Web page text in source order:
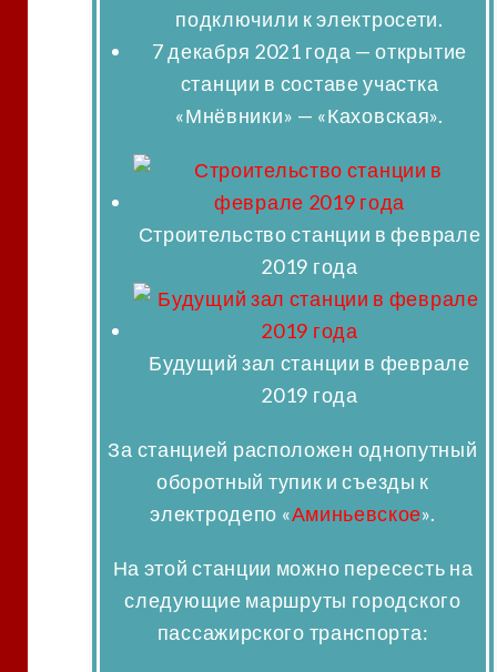
подключили к электросети.
7 декабря 2021 года — открытие
станции в составе участка
«Мнёвники» — «Каховская».
Строительство станции в феврале
2019 года
Будущий зал станции в феврале
2019 года
За станцией расположен однопутный
оборотный тупик и съезды к
электродепо «Аминьевское».
На этой станции можно пересесть на
следующие маршруты городского
пассажирского транспорта: